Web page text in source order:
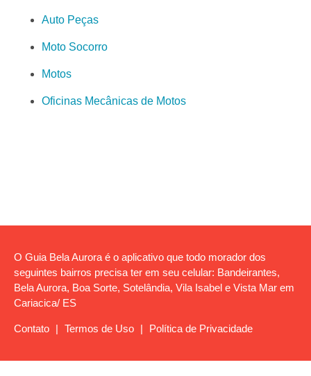
Auto Peças
Moto Socorro
Motos
Oficinas Mecânicas de Motos
O Guia Bela Aurora é o aplicativo que todo morador dos
seguintes bairros precisa ter em seu celular: Bandeirantes,
Bela Aurora, Boa Sorte, Sotelândia, Vila Isabel e Vista Mar em
Cariacica/ ES
Contato | Termos de Uso | Política de Privacidade